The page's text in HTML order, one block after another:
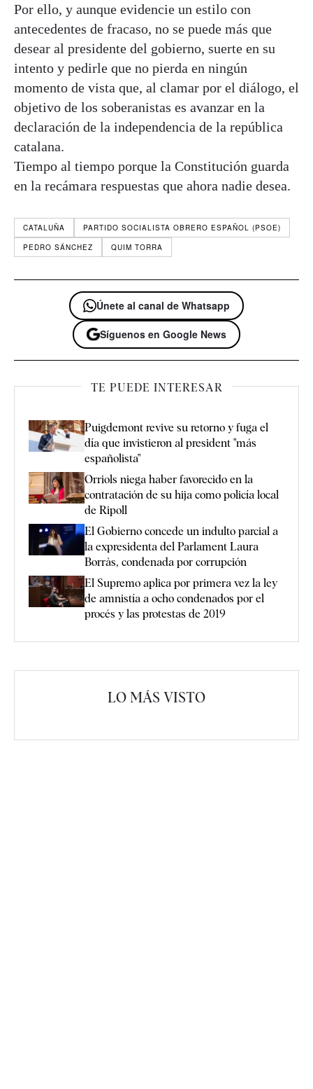
Por ello, y aunque evidencie un estilo con
antecedentes de fracaso, no se puede más que
desear al presidente del gobierno, suerte en su
intento y pedirle que no pierda en ningún
momento de vista que, al clamar por el diálogo, el
objetivo de los soberanistas es avanzar en la
declaración de la independencia de la república
catalana.
Tiempo al tiempo porque la Constitución guarda
en la recámara respuestas que ahora nadie desea.
CATALUÑA
PARTIDO SOCIALISTA OBRERO ESPAÑOL (PSOE)
PEDRO SÁNCHEZ
QUIM TORRA
Únete al canal de Whatsapp
Síguenos en Google News
TE PUEDE INTERESAR
Puigdemont revive su retorno y fuga el
día que invistieron al president "más
españolista"
Orriols niega haber favorecido en la
contratación de su hija como policía local
de Ripoll
El Gobierno concede un indulto parcial a
la expresidenta del Parlament Laura
Borràs, condenada por corrupción
El Supremo aplica por primera vez la ley
de amnistía a ocho condenados por el
procés y las protestas de 2019
LO MÁS VISTO